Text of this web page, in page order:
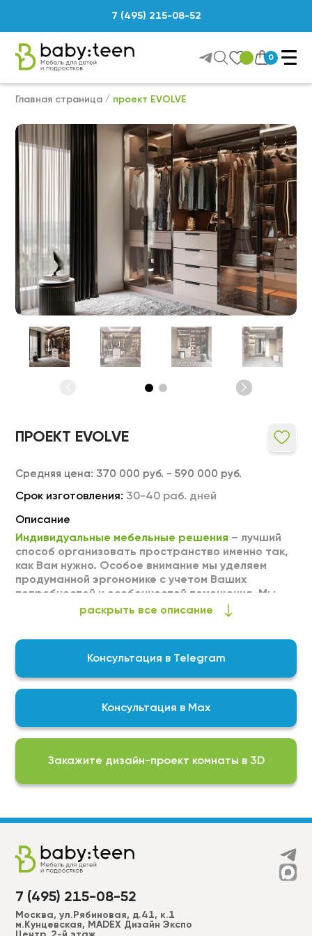
7 (495) 215-08-52
0
Главная страница проект EVOLVE
ПРОЕКТ EVOLVE
Средняя цена: 370 000 руб. - 590 000 руб.
Срок изготовления: 30-40 раб. дней
Описание
Индивидуальные мебельные решения – лучший
способ организовать пространство именно так,
как Вам нужно. Особое внимание мы уделяем
продуманной эргономике с учетом Ваших
потребностей и особенностей помещения. Мы
можем выполнить любое изделие на заказ по
качественный продукт
На выбор доступны актуальные подборки
цветов, фактур и финишных покрытий для
реализации любой задумки:
Фурнитура BLUM\DTC;
ЛДСП EGGER;
Пластики ALVIC, CLEAF, FENIX, AGT, EVOGLOSS и др.
вариантов фрезеровки для фасадов + фрезеровки
Широкий ассортимент ручек, а также без ручек
“push to open”.
раскрыть все описание
Консультация в Telegram
Консультация в Max
Закажите дизайн-проект комнаты в 3D
7 (495) 215-08-52
Москва, ул.Рябиновая, д.41, к.1
м.Кунцевская, MADEX Дизайн Экспо